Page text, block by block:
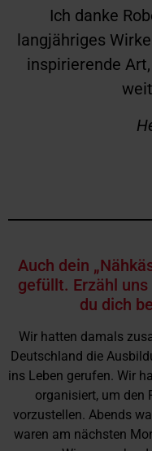
Ich danke
langjähriges
inspirierende
Auch dein
gefüllt. Erzähl
du dich
Wir hatten damals
Deutschland die
ins Leben gerufen. Wir
organisiert, um den
vorzustellen. Abends
waren am nächsten